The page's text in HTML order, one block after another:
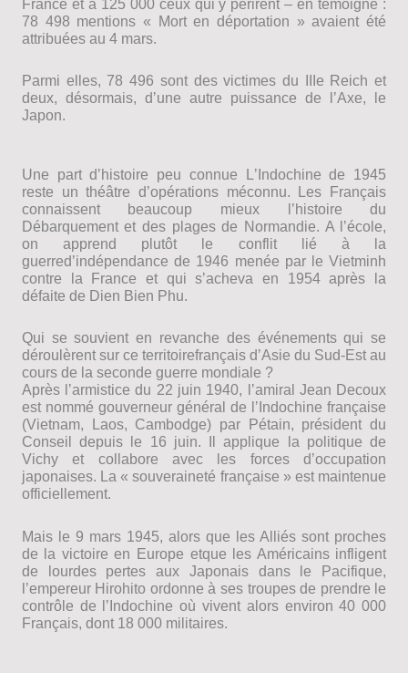
France et à 125 000 ceux qui y périrent – en témoigne :
78 498 mentions « Mort en déportation » avaient été
attribuées au 4 mars.
Parmi elles, 78 496 sont des victimes du IIIe Reich et
deux, désormais, dʼune autre puissance de lʼAxe, le
Japon.
Une part dʼhistoire peu connue LʼIndochine de 1945
reste un théâtre dʼopérations méconnu. Les Français
connaissent beaucoup mieux lʼhistoire du
Débarquement et des plages de Normandie. A lʼécole,
on apprend plutôt le conflit lié à la
guerredʼindépendance de 1946 menée par le Vietminh
contre la France et qui sʼacheva en 1954 après la
défaite de Dien Bien Phu.
Qui se souvient en revanche des événements qui se
déroulèrent sur ce territoirefrançais dʼAsie du Sud-Est au
cours de la seconde guerre mondiale ?
Après lʼarmistice du 22 juin 1940, lʼamiral Jean Decoux
est nommé gouverneur général de lʼIndochine française
(Vietnam, Laos, Cambodge) par Pétain, président du
Conseil depuis le 16 juin. Il applique la politique de
Vichy et collabore avec les forces dʼoccupation
japonaises. La « souveraineté française » est maintenue
officiellement.
Mais le 9 mars 1945, alors que les Alliés sont proches
de la victoire en Europe etque les Américains infligent
de lourdes pertes aux Japonais dans le Pacifique,
lʼempereur Hirohito ordonne à ses troupes de prendre le
contrôle de lʼIndochine où vivent alors environ 40 000
Français, dont 18 000 militaires.